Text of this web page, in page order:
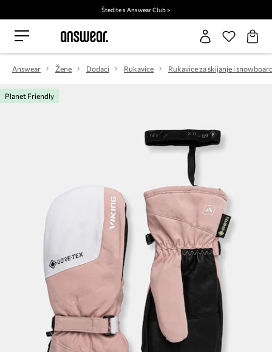
Štedite s Answear Club >
Answear Žene Dodaci Rukavice Rukavice za skijanje i
Planet Friendly